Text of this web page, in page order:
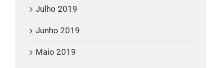
Julho 2019
Junho 2019
Maio 2019